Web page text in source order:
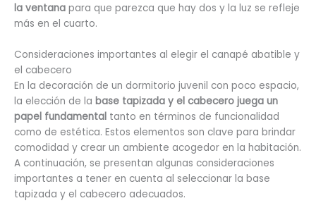
la ventana para que parezca que hay dos y la luz se refleje
más en el cuarto.
Consideraciones importantes al elegir el canapé abatible y
el cabecero
En la decoración de un dormitorio juvenil con poco espacio,
la elección de la base tapizada y el cabecero juega un
papel fundamental tanto en términos de funcionalidad
como de estética. Estos elementos son clave para brindar
comodidad y crear un ambiente acogedor en la habitación.
A continuación, se presentan algunas consideraciones
importantes a tener en cuenta al seleccionar la base
tapizada y el cabecero adecuados.